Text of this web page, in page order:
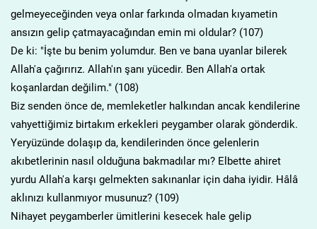
gelmeyeceğinden veya onlar farkında olmadan kıyametin
ansızın gelip çatmayacağından emin mi oldular? (107)
De ki: "İşte bu benim yolumdur. Ben ve bana uyanlar bilerek
Allah'a çağırırız. Allah'ın şanı yücedir. Ben Allah'a ortak
koşanlardan değilim." (108)
Biz senden önce de, memleketler halkından ancak kendilerine
vahyettiğimiz birtakım erkekleri peygamber olarak gönderdik.
Yeryüzünde dolaşıp da, kendilerinden önce gelenlerin
akıbetlerinin nasıl olduğuna bakmadılar mı? Elbette ahiret
yurdu Allah'a karşı gelmekten sakınanlar için daha iyidir. Hâlâ
aklınızı kullanmıyor musunuz? (109)
Nihayet peygamberler ümitlerini kesecek hale gelip